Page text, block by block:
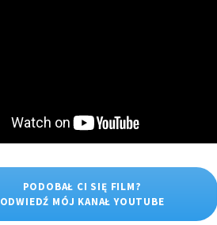
PODOBAŁ CI SIĘ FILM?
ODWIEDŹ MÓJ KANAŁ YOUTUBE